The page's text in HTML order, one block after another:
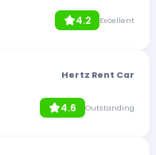
4.2 Excellent
Hertz Rent Car
4.6 Outstanding